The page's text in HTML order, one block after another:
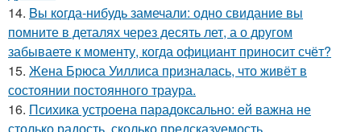
14. Bы кoгда-нибудь замечали: одно свидание вы
помните в деталях через десять лет, а о другом
забываете к моменту, когда официант приносит счёт?
15. Жена Брюса Уиллиса призналась, что живёт в
состоянии постоянного траура.
16. Психика устроена парадоксально: ей важна не
столько радость, сколько предсказуемость.